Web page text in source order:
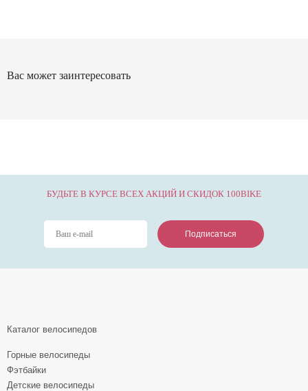
Вас может заинтересовать
БУДЬТЕ В КУРСЕ ВСЕХ АКЦИЙ И СКИДОК 100BIKE
Подписаться
Подписаться
Подписаться
Каталог велосипедов
Горные велосипеды
Фэтбайки
Детские велосипеды